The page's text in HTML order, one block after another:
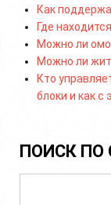
Как
Где
Можно ли
Можно ли
Кто
блоки и как с
ПОИСК ПО